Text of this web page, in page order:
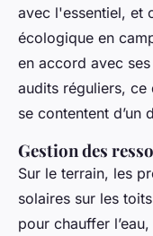
avec l'essentiel, et
écologique en
en accord avec
audits réguliers, ce
se contentent d’un
Gestion des
Sur le terrain, les
solaires sur les
pour chauffer